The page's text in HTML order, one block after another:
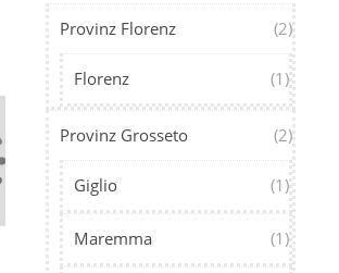
Provinz Florenz (2)
Florenz (1)
Provinz Grosseto (2)
Giglio (1)
Maremma (1)